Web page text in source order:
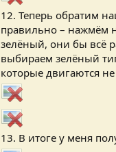
12. Теперь обратим
правильно – нажмём
зелёный, они бы всё
выбираем зелёный
которые двигаются
13. В итоге у меня